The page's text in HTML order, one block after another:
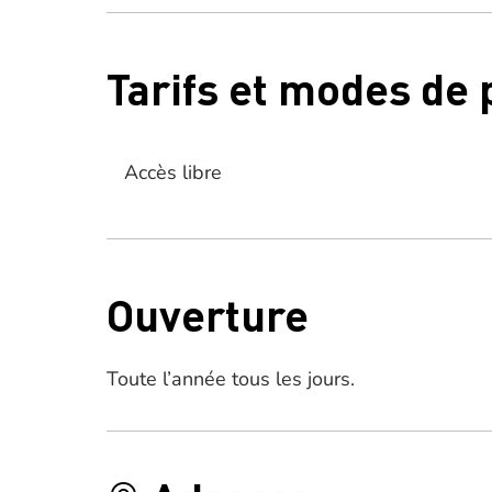
Tarifs et modes de
Accès libre
Ouverture
Toute l’année tous les jours.